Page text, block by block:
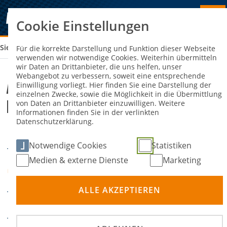
Sie sind hier: ADAC CLUBSPORT SLALOM DES MSC RANZEL
ADAC Clubsport Slalom des MSC
Ranzel
07. Juni 2026
ORT
VSZ TÜV Rheinland Im
Eichkamp Bornheim
DISZIPLIN Slalom
Cookie Einstellungen
Für die korrekte Darstellung und Funktion dieser Webseite
verwenden wir notwendige Cookies. Weiterhin übermitteln
wir Daten an Drittanbieter, die uns helfen, unser
Webangebot zu verbessern, soweit eine entsprechende
Einwilligung vorliegt. Hier finden Sie eine Darstellung der
einzelnen Zwecke, sowie die Möglichkeit in die Übermittlung
von Daten an Drittanbieter einzuwilligen. Weitere
Informationen finden Sie in der verlinkten
Datenschutzerklärung.
Notwendige Cookies
Statistiken
Medien & externe Dienste
Marketing
ALLE AKZEPTIEREN